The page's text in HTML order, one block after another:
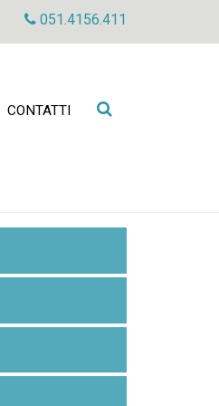
051.4156.411
CONTATTI
Cerca